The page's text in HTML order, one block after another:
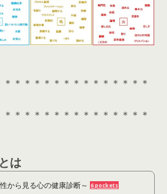
＊＊＊＊＊＊＊＊＊＊＊＊＊＊
＊＊＊＊＊＊＊＊＊＊＊＊＊＊
は
から見る心の健康診断～ 6 pockets